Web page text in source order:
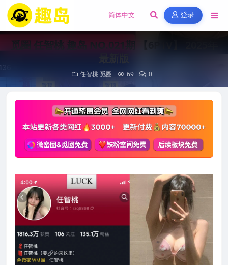
登录
觅圈 任智桃 趣岛 NO.021期 【6P1V】 2025年
任智桃 觅圈 69 0